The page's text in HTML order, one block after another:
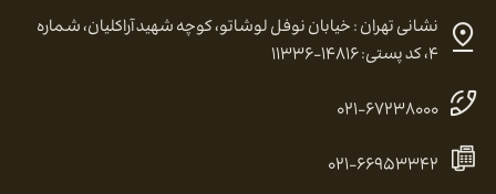
نشانی تهران : خیابان نوفل لوشاتو، کوچه شهید آراکلیان، شماره
۴، کد پستی: ۱۴۸۱۶-۱۱۳۳۶
۰۲۱-۶۷۲۳۸۰۰۰
۰۲۱-۶۶۹۵۳۳۴۲